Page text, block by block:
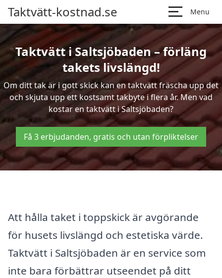
Taktvätt-kostnad.se Menu
Taktvätt i Saltsjöbaden – förläng
takets livslängd!
Om ditt tak är i gott skick kan en taktvätt fräscha upp det
och skjuta upp ett kostsamt takbyte i flera år. Men vad
kostar en taktvätt i Saltsjöbaden?
Få 3 erbjudanden, gratis och utan förpliktelser
Att hålla taket i toppskick är avgörande
för husets livslängd och estetiska värde.
Taktvätt i Saltsjöbaden är en service som
inte bara förbättrar utseendet på ditt